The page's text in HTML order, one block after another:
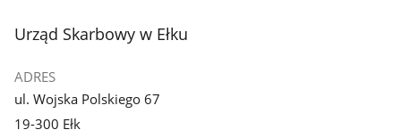
stopka
Urząd Skarbowy w Ełku
ADRES
ul. Wojska Polskiego 67
19-300 Ełk